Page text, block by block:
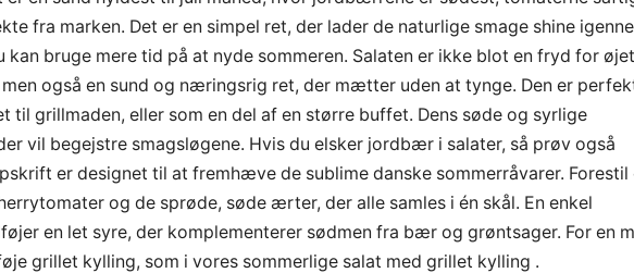
fra marken. Det er en simpel ret, der lader de naturlige smage shine
bruge mere tid på at nyde sommeren. Salaten er ikke blot en fryd for øjet
også en sund og næringsrig ret, der mætter uden at tynge. Den er
til grillmaden, eller som en del af en større buffet. Dens søde og syrlige
vil begejstre smagsløgene. Hvis du elsker jordbær i salater, så prøv også
er designet til at fremhæve de sublime danske sommerråvarer. Forestil
og de sprøde, søde ærter, der alle samles i én skål. En enkel
en let syre, der komplementerer sødmen fra bær og grøntsager. For en
grillet kylling, som i vores sommerlige salat med grillet kylling .